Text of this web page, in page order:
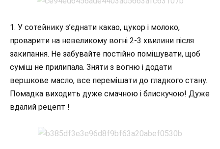
1. У сотейнику з’єднати какао, цукор і молоко,
проварити на невеликому вогні 2-3 хвилини після
закипання. Не забувайте постійно помішувати, щоб
суміш не прилипала. Зняти з вогню і додати
вершкове масло, все перемішати до гладкого стану.
Помадка виходить дуже смачною і блискучою! Дуже
вдалий рецепт !